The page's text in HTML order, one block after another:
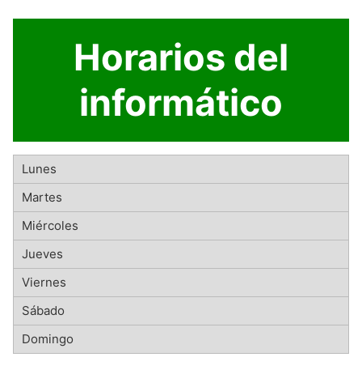
Horarios del
informático